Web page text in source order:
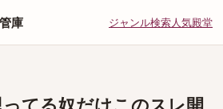
庫 ジャンル検索人気殿堂